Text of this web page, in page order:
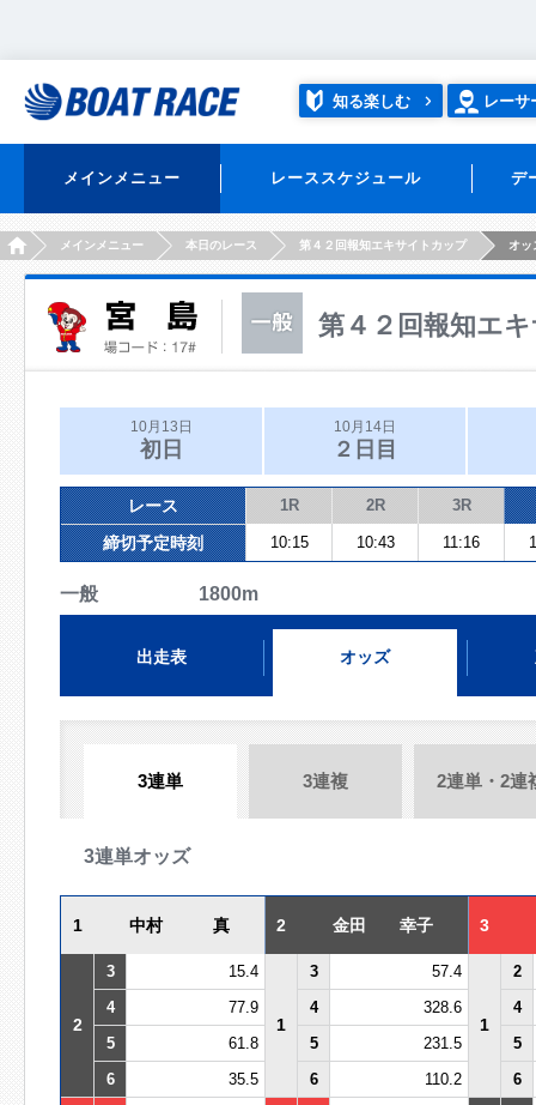
知る楽しむ レーサ
メインメニュー レーススケジュール デ
HOMEメインメニュー 本日のレース 第４２回報知エキサイトカップ オッ
第４２回報知エ
10月13日
初日
10月14日
２日目
レース 1R 2R 3R
締切予定時刻 10:15 10:43 11:16
一般 1800m
出走表 オッズ
3連単 3連複 2連単・2連
3連単オッズ
1 中村 真 2 金田 幸子 3
2
3 15.4
1
3 57.4
1
2
4
77.9 4 328.6
4
5
61.8 5 231.5
5
6
35.5 6 110.2 6